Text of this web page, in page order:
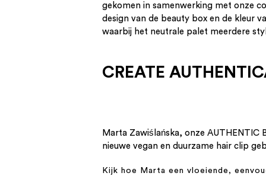
gekomen in samenwerking met onze
design van de beauty box en de kleur
waarbij het neutrale palet meerdere
CREATE
Marta Zawiślańska, onze AUTHENTIC
nieuwe vegan en duurzame hair clip
Kijk hoe Marta een vloeiende,